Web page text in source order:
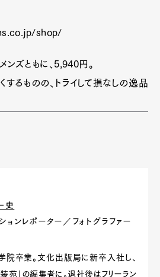
shop/
ンズともに、5,940円。
するものの、トライして損なしの逸品
史
ョンレポーター／フォトグラファー
卒業。文化出版局に新卒入社し、
「装苑」の編集者に。退社後はフリーラン